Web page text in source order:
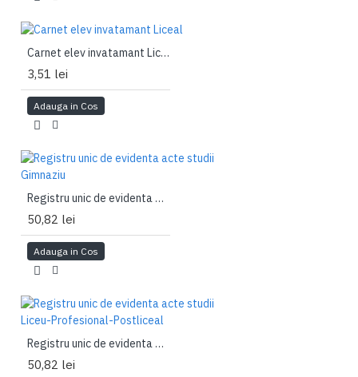
Carnet elev invatamant Liceal
3,51 lei
Adauga in Cos
Registru unic de evidenta acte studii Gimnaziu
50,82 lei
Adauga in Cos
Registru unic de evidenta acte studii Liceu-Profesional-Postliceal
50,82 lei